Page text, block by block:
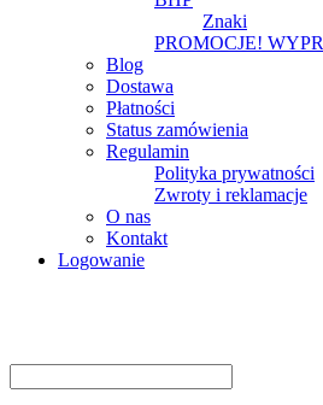
Znaki
PROMOCJE!
Blog
Dostawa
Płatności
Status zamówienia
Regulamin
Polityka prywatności
Zwroty i reklamacje
O nas
Kontakt
Logowanie